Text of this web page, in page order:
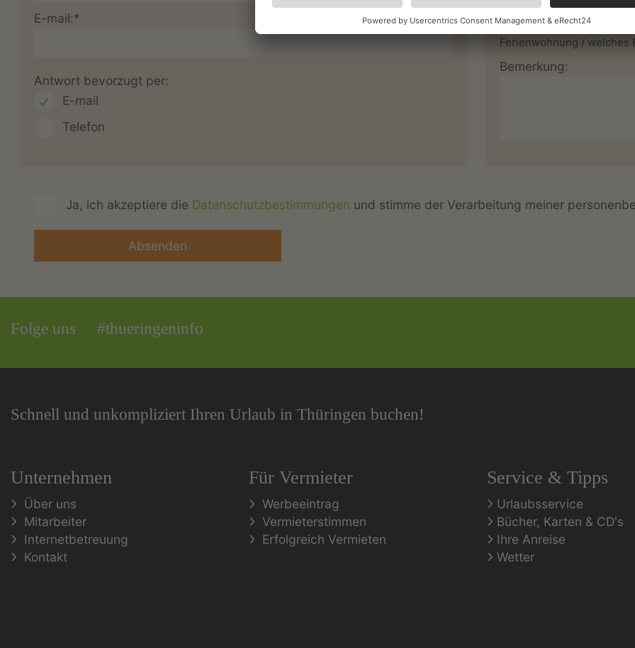
E-mail:*
Antwort bevorzugt per:
E-mail
Telefon
(Freiwillige Angabe - Sie
Vermieter mitteilen, von
Ferienwohnung / welches
Bemerkung:
Ja, ich akzeptiere die Datenschutzbestimmungen und stimme der Verarbeitung meiner
Folge uns #thueringeninfo
Schnell und unkompliziert Ihren Urlaub in Thüringen buchen!
Unternehmen
Über uns
Mitarbeiter
Internetbetreuung
Kontakt
Für Vermieter
Werbeeintrag
Vermieterstimmen
Erfolgreich Vermieten
Service & Tipps
Urlaubsservice
Bücher, Karten & CD's
Ihre Anreise
Wetter